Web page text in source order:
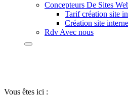
Concepteurs De Sites
Tarif création site
Création site
Rdv Avec nous
Vous êtes ici :